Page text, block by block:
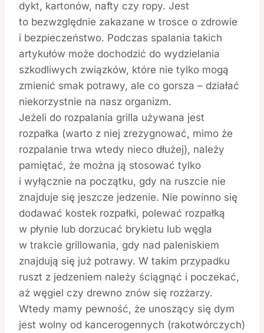
dykt, kartonów, nafty czy ropy. Jest
to bezwzględnie zakazane w trosce o zdrowie
i bezpieczeństwo. Podczas spalania takich
artykułów może dochodzić do wydzielania
szkodliwych związków, które nie tylko mogą
zmienić smak potrawy, ale co gorsza – działać
niekorzystnie na nasz organizm.
Jeżeli do rozpalania grilla używana jest
rozpałka (warto z niej zrezygnować, mimo że
rozpalanie trwa wtedy nieco dłużej), należy
pamiętać, że można ją stosować tylko
i wyłącznie na początku, gdy na ruszcie nie
znajduje się jeszcze jedzenie. Nie powinno się
dodawać kostek rozpałki, polewać rozpałką
w płynie lub dorzucać brykietu lub węgla
w trakcie grillowania, gdy nad paleniskiem
znajdują się już potrawy. W takim przypadku
ruszt z jedzeniem należy ściągnąć i poczekać,
aż węgiel czy drewno znów się rozżarzy.
Wtedy mamy pewność, że unoszący się dym
jest wolny od kancerogennych (rakotwórczych)